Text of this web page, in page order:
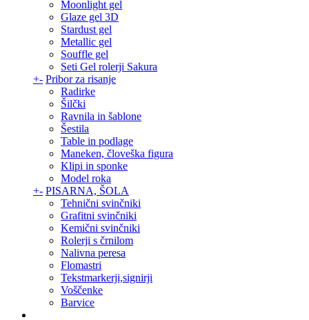
Moonlight gel
Glaze gel 3D
Stardust gel
Metallic gel
Souffle gel
Seti Gel rolerji Sakura
+- Pribor za risanje
Radirke
Šilčki
Ravnila in šablone
Šestila
Table in podlage
Maneken, človeška figura
Klipi in sponke
Model roka
+- PISARNA, ŠOLA
Tehnični svinčniki
Grafitni svinčniki
Kemični svinčniki
Rolerji s črnilom
Nalivna peresa
Flomastri
Tekstmarkerji,signirji
Voščenke
Barvice